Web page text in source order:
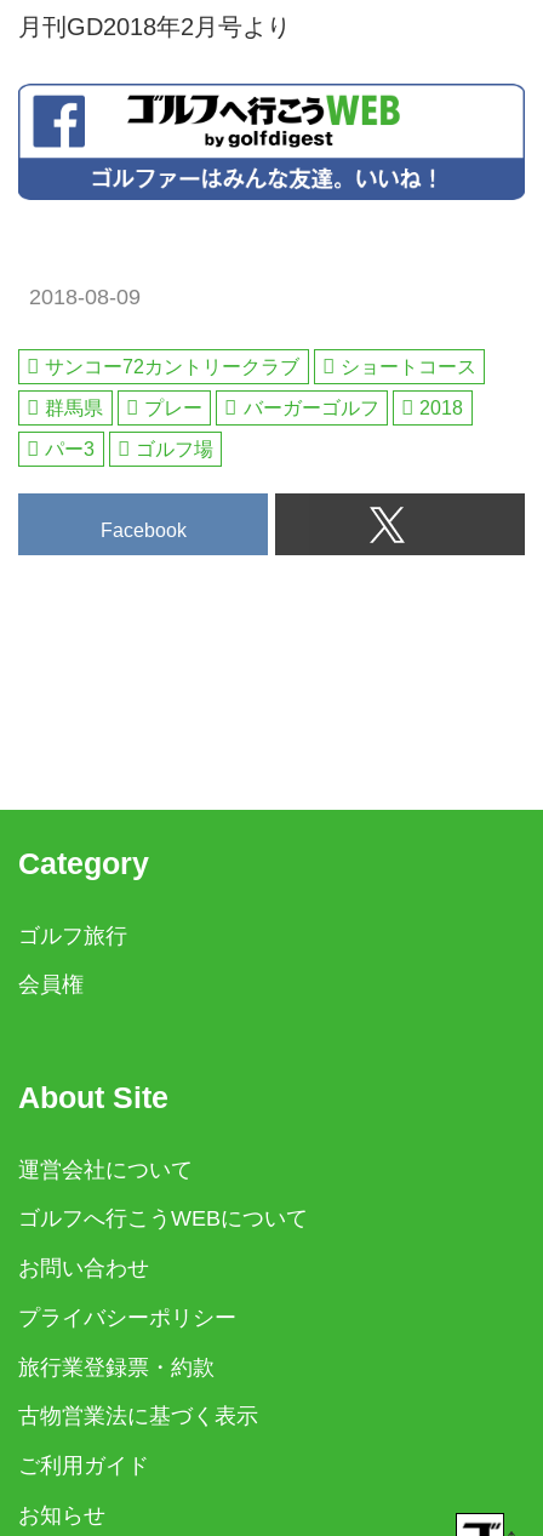
月刊GD2018年2月号より
2018-08-09
サンコー72カントリークラブ
ショートコース
群馬県
プレー バーガーゴルフ
2018
パー3
ゴルフ場
Facebook
Category
ゴルフ旅行
会員権
About Site
運営会社について
ゴルフへ行こうWEBについて
お問い合わせ
プライバシーポリシー
旅行業登録票・約款
古物営業法に基づく表示
ご利用ガイド
お知らせ